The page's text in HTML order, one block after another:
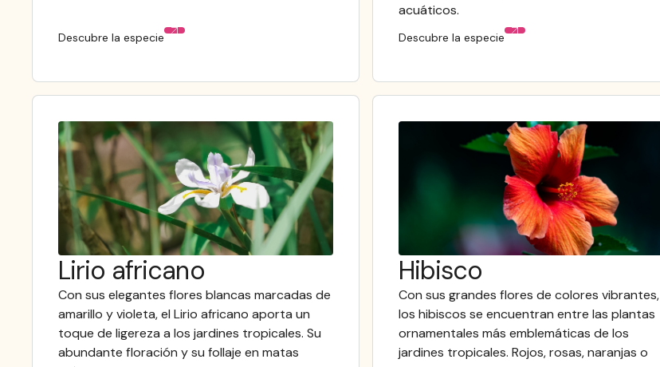
Descubre la especie
acuáticos.
Descubre la especie
Lirio africano
Con sus elegantes flores blancas marcadas de
amarillo y violeta, el Lirio africano aporta un
toque de ligereza a los jardines tropicales. Su
abundante floración y su follaje en matas
Hibisco
Con sus grandes flores de colores vibrantes,
los hibiscos se encuentran entre las plantas
ornamentales más emblemáticas de los
jardines tropicales. Rojos, rosas, naranjas o